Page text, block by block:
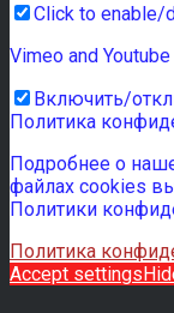
Click to enable/
Vimeo and
Включить/
Политика
Подробнее о
файлах cookies
Политики
Политика
Accept settings